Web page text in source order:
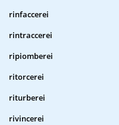
rinfaccerei
rintraccerei
ripiomberei
ritorcerei
riturberei
rivincerei